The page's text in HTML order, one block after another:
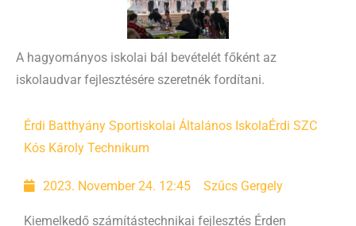
A hagyományos iskolai bál bevételét főként az
iskolaudvar fejlesztésére szeretnék fordítani.
Érdi Batthyány Sportiskolai Általános IskolaÉrdi SZC
Kós Károly Technikum
2023. November 24. 12:45 Szűcs Gergely
Kiemelkedő számítástechnikai fejlesztés Érden